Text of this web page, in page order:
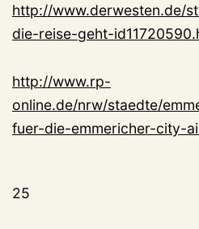
http://www.derwesten.de/
die-reise-geht-
http://www.rp-
online.de/nrw/staedte/
fuer-die-emmericher-city-
25